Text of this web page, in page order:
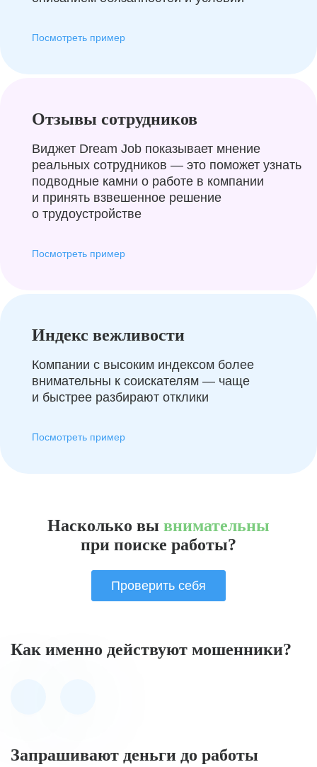
Посмотреть пример
Отзывы сотрудников
Виджет Dream Job показывает мнение
реальных сотрудников — это поможет узнать
подводные камни о работе в компании
и принять взвешенное решение
о трудоустройстве
Посмотреть пример
Индекс вежливости
Компании с высоким индексом более
внимательны к соискателям — чаще
и быстрее разбирают отклики
Посмотреть пример
Насколько вы внимательны
при поиске работы?
Проверить себя
Как именно действуют мошенники?
Запрашивают деньги до работы